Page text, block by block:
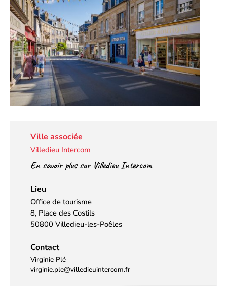
Ville associée
Villedieu Intercom
En savoir plus sur Villedieu Intercom
Lieu
Office de tourisme
8, Place des Costils
50800 Villedieu-les-Poêles
Contact
Virginie Plé
virginie.ple@villedieuintercom.fr